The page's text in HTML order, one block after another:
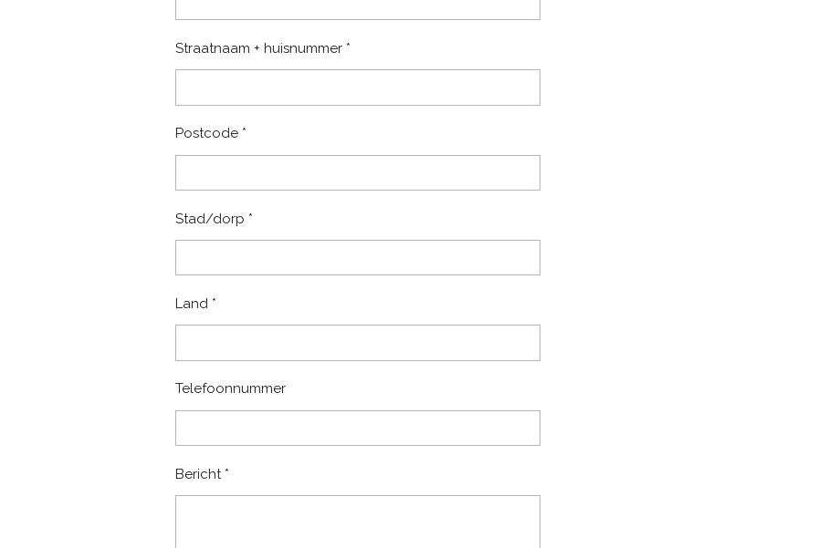
Straatnaam + huisnummer *
Postcode *
Stad/dorp *
Land *
Telefoonnummer
Bericht *